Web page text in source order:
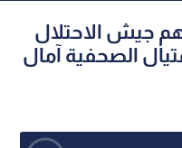
جيش الاحتلال
الصحفية آمال